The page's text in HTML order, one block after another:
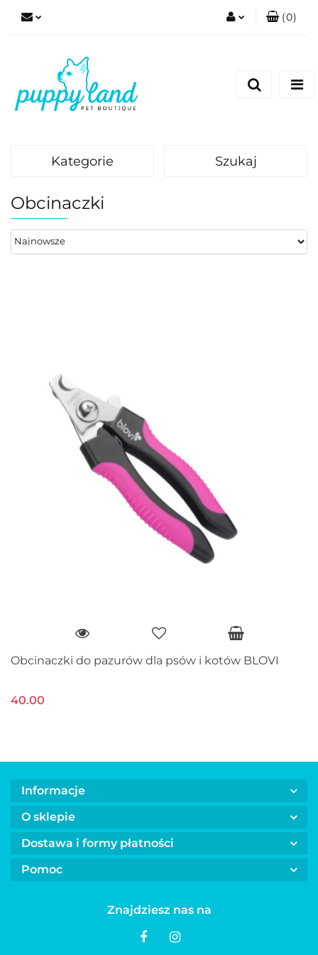
(0)
Kategorie Szukaj
Obcinaczki
Obcinaczki do pazurów dla psów i kotów BLOVI
40.00
Informacje
O sklepie
Dostawa i formy płatności
Pomoc
Znajdziesz nas na